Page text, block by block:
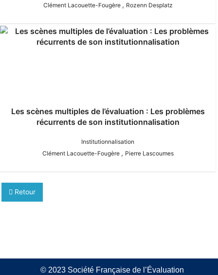
Clément Lacouette-Fougère , Rozenn Desplatz
Les scènes multiples de l’évaluation : Les problèmes
récurrents de son institutionnalisation
Institutionnalisation
Clément Lacouette-Fougère , Pierre Lascoumes
Retour
© 2023 Société Française de l’Évaluation